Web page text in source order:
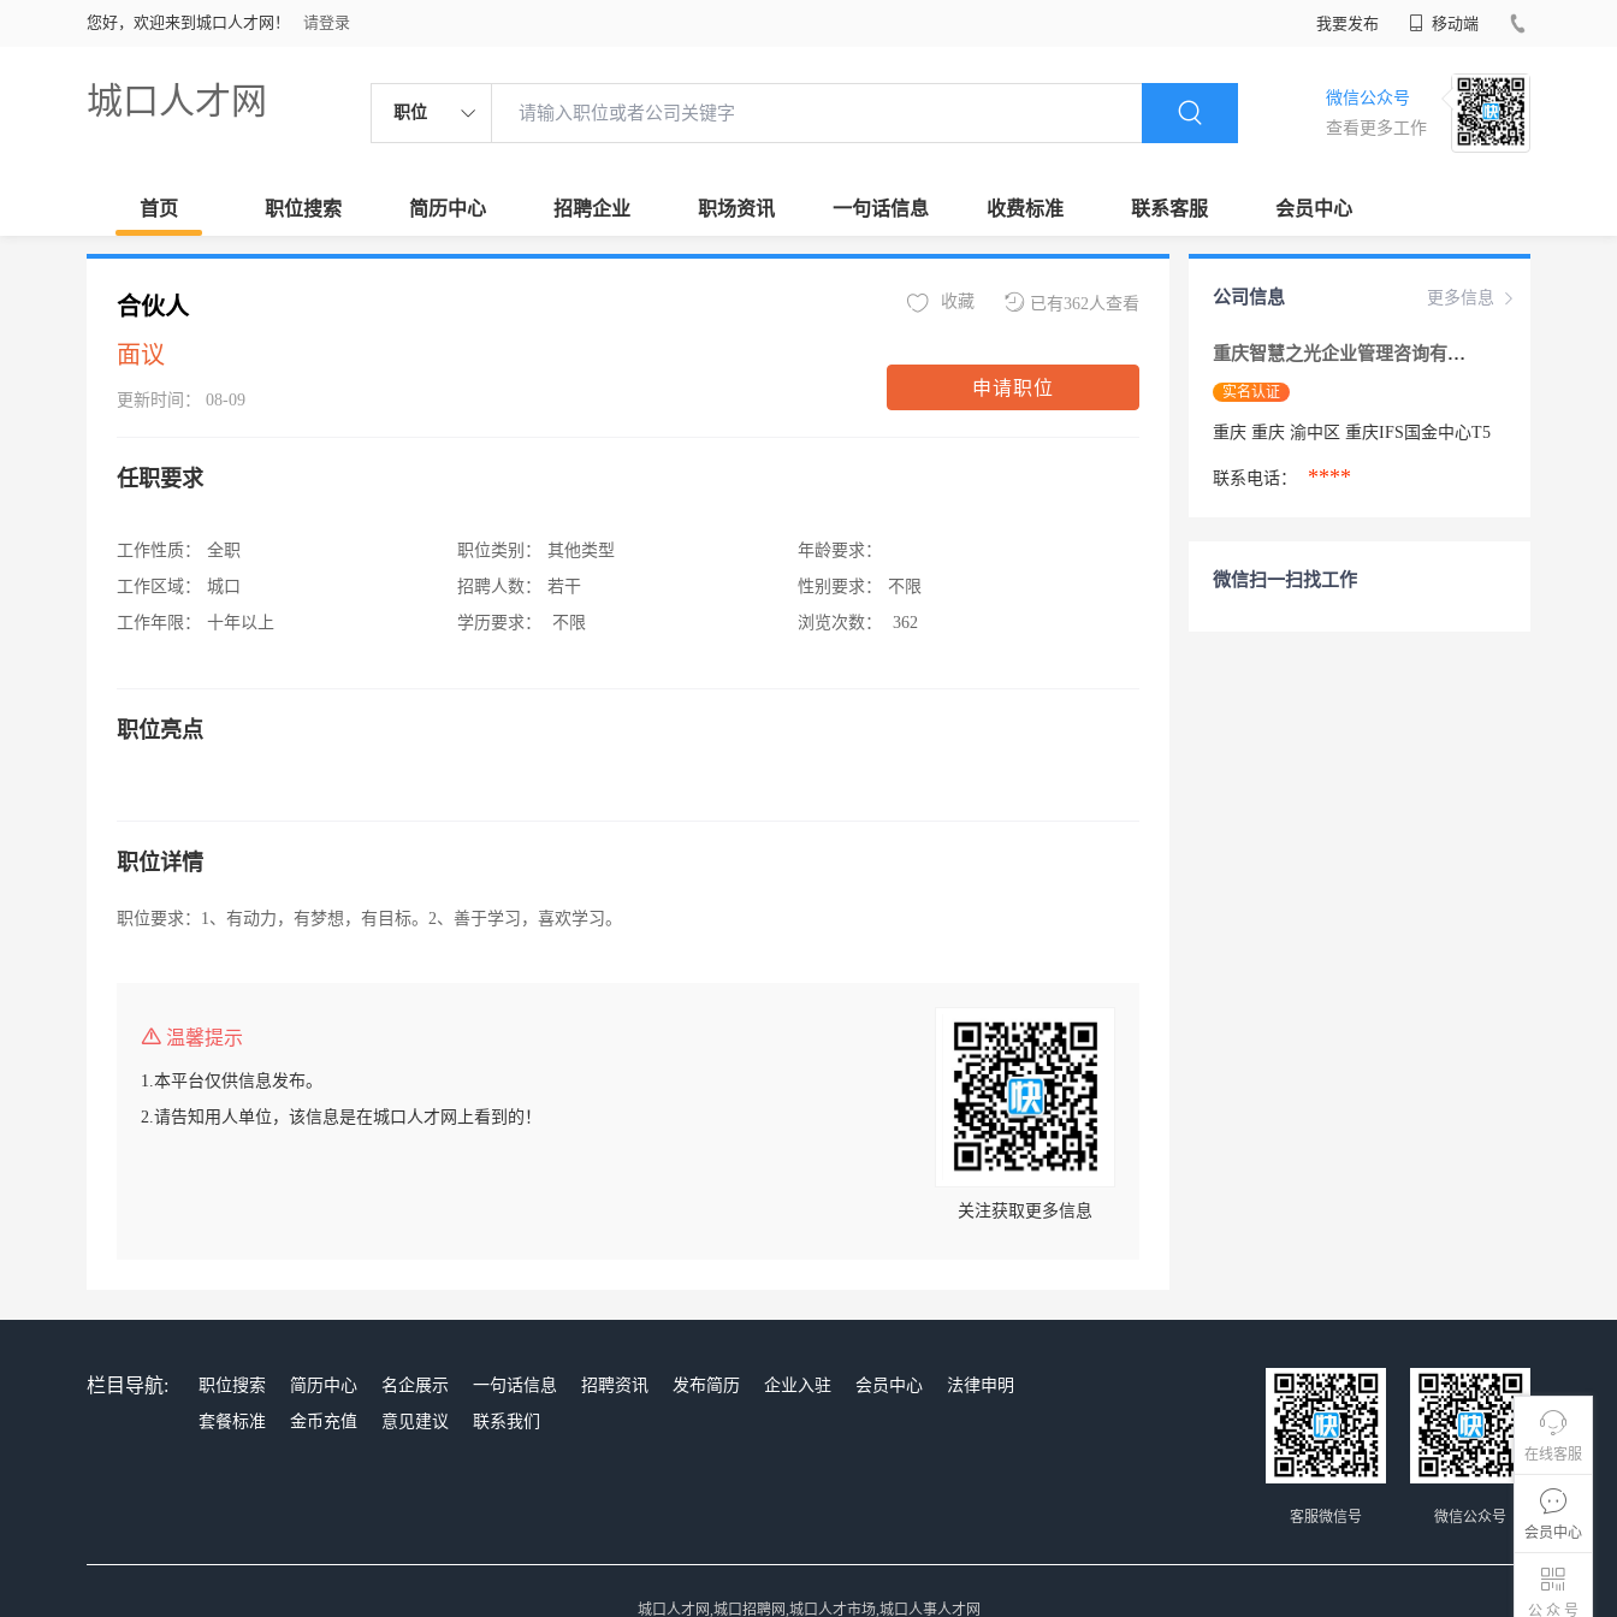
您好，欢迎来到城口人才网！ 请登录 我要发布 移动端
城口人才网 职位
微信公众号
查看更多工作
首页 职位搜索 简历中心 招聘企业 职场资讯 一句话信息 收费标准 联系客服 会员中心
在线客服
会员中心
公 众 号
合伙人
面议
更新时间： 08-09
已有362人查看
收藏
申请职位
任职要求
工作性质：
全职
工作区域：
城口
工作年限：
十年以上
职位类别：
其他类型
招聘人数：
若干
学历要求：
不限
年龄要求：
性别要求：
不限
浏览次数：
362
职位亮点
职位详情
职位要求：1、有动力，有梦想，有目标。2、善于学习，喜欢学习。
温馨提示
1.本平台仅供信息发布。
2.请告知用人单位，该信息是在城口人才网上看到的！
关注获取更多信息
更多信息
公司信息
重庆智慧之光企业管理咨询有限公司
实名认证
重庆 重庆 渝中区 重庆IFS国金中心T5
联系电话： ****
微信扫一扫找工作
栏目导航: 职位搜索 简历中心 名企展示 一句话信息 招聘资讯 发布简历 企业入驻 会员中心
法律申明
套餐标准
金币充值 意见建议 联系我们
微信公众号
客服微信号
城口人才网,城口招聘网,城口人才市场,城口人事人才网